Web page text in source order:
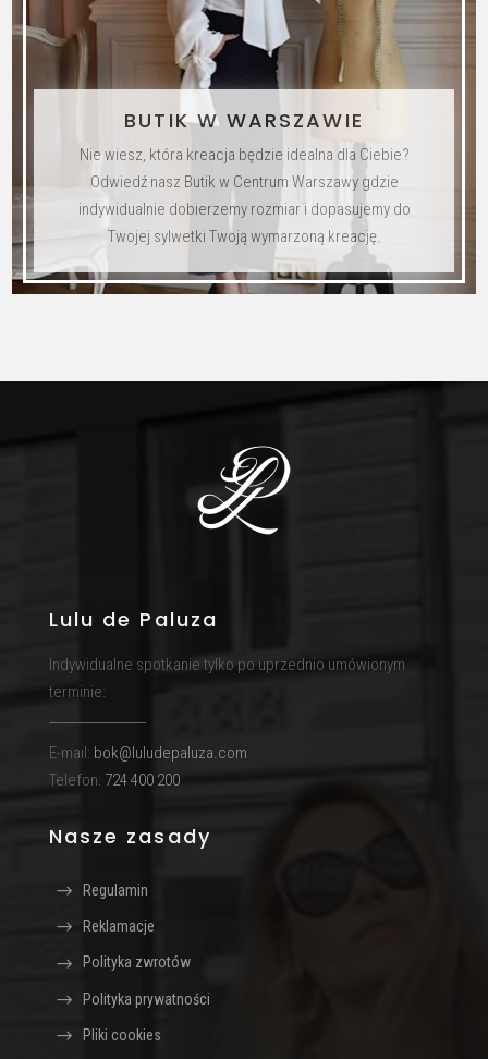
BUTIK W WARSZAWIE
Nie wiesz, która kreacja będzie idealna dla Ciebie?
Odwiedź nasz Butik w Centrum Warszawy gdzie
indywidualnie dobierzemy rozmiar i dopasujemy do
Twojej sylwetki Twoją wymarzoną kreację.
Lulu de Paluza
Indywidualne spotkanie tylko po uprzednio umówionym
terminie:
E-mail: bok@luludepaluza.com
Telefon: 724 400 200
Nasze zasady
Regulamin
Reklamacje
Polityka zwrotów
Polityka prywatności
Pliki cookies